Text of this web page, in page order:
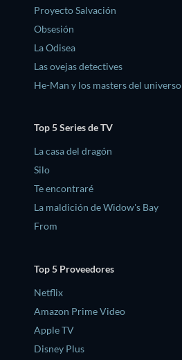
Proyecto Salvación
Obsesión
La Odisea
Las ovejas detectives
He-Man y los masters del universo
Top 5 Series de TV
La casa del dragón
Silo
Te encontraré
La maldición de Widow's Bay
From
Top 5 Proveedores
Netflix
Amazon Prime Video
Apple TV
Disney Plus